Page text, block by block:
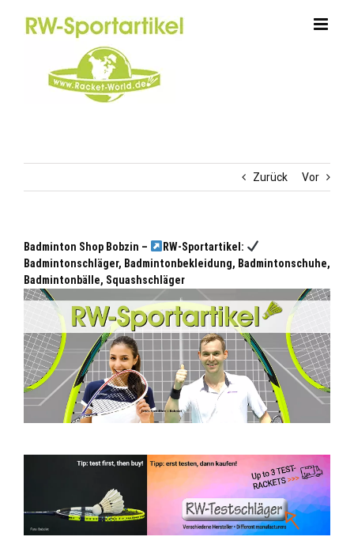
Zurück Vor
Badminton Shop Bobzin –
RW-Sportartikel:
Badmintonschläger, Badmintonbekleidung, Badmintonschuhe,
Badmintonbälle, Squashschläger